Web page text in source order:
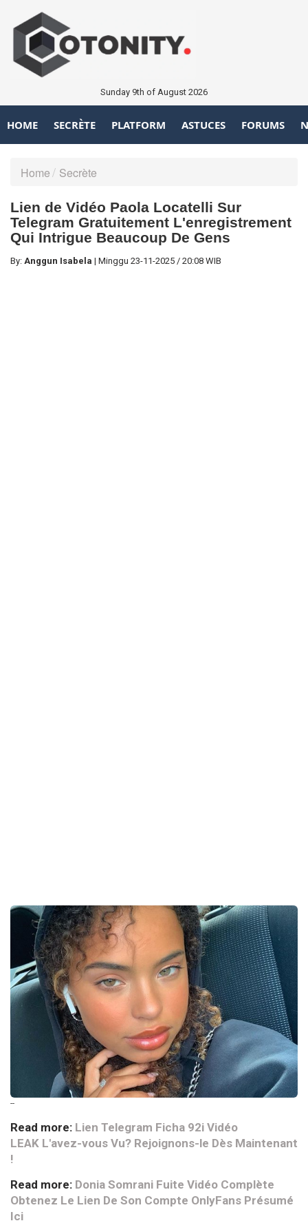
Sunday 9th of August 2026
HOME SECRÈTE PLATFORM ASTUCES FORUMS
Home Secrète
Lien de Vidéo Paola Locatelli Sur
Telegram Gratuitement L'enregistrement
Qui Intrigue Beaucoup De Gens
By: Anggun Isabela | Minggu 23-11-2025 / 20:08 WIB
--
Read more: Lien Telegram Ficha 92i Vidéo
LEAK L'avez-vous Vu? Rejoignons-le Dès Maintenant
!
Read more: Donia Somrani Fuite Vidéo Complète
Obtenez Le Lien De Son Compte OnlyFans Présumé
Ici